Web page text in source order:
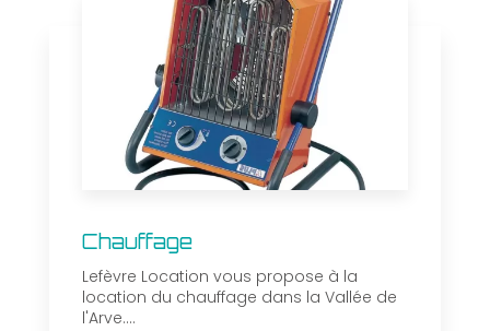
Chauffage
Lefèvre Location vous propose à la
location du chauffage dans la Vallée de
l'Arve....